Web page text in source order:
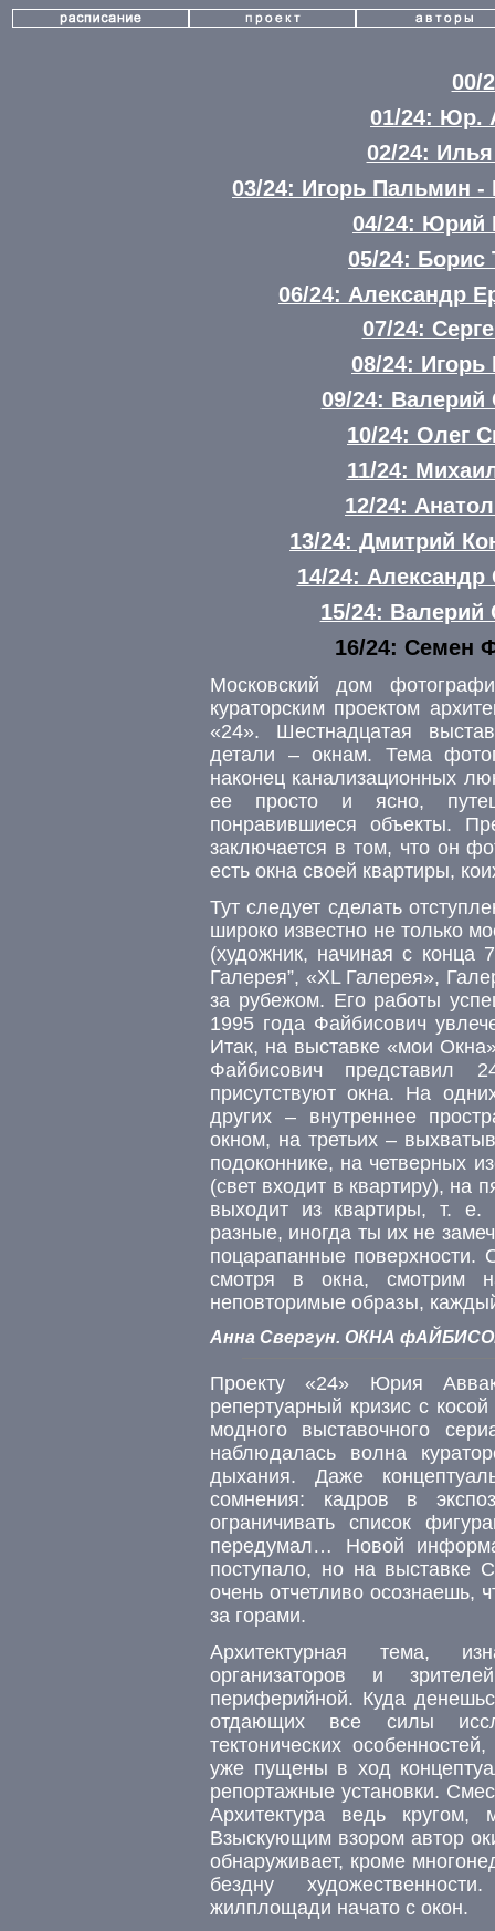
00/
01/24: Юр.
02/24:
03/24: Игорь Пальмин
04/24: Юрий
05/24:
06/24: Александр
07/24:
08/24:
09/24:
10/24: Олег
11/24:
12/24:
13/24: Дмитрий
14/24:
15/24: Валерий
16/24: Семен
Московский дом
кураторским проектом
«24». Шестнадцатая
детали – окнам. Тема
наконец канализационных
ее просто и ясно,
понравившиеся объекты.
заключается в том, что он
есть окна своей квартиры,
Тут следует сделать
широко известно не только
(художник, начиная с конца
Галерея”, «ХL Галерея»,
за рубежом. Его работы
1995 года Файбисович
Итак, на выставке «мои
Файбисович представил
присутствуют окна. На
других – внутреннее
окном, на третьих –
подоконнике, на четверных
(свет входит в квартиру), на
выходит из квартиры, т. е.
разные, иногда ты их не
поцарапанные
смотря в окна, смотрим
неповторимые образы,
Анна Свергун. ОКНА
Проекту «24» Юрия
репертуарный кризис с
модного выставочного
наблюдалась волна
дыхания. Даже
сомнения: кадров в
ограничивать список
передумал… Новой
поступало, но на выставке
очень отчетливо осознаешь,
за горами.
Архитектурная тема,
организаторов и
периферийной. Куда
отдающих все силы
тектонических
уже пущены в ход
репортажные установки.
Архитектура ведь
Взыскующим взором автор
обнаруживает, кроме
бездну
жилплощади начато с окон.